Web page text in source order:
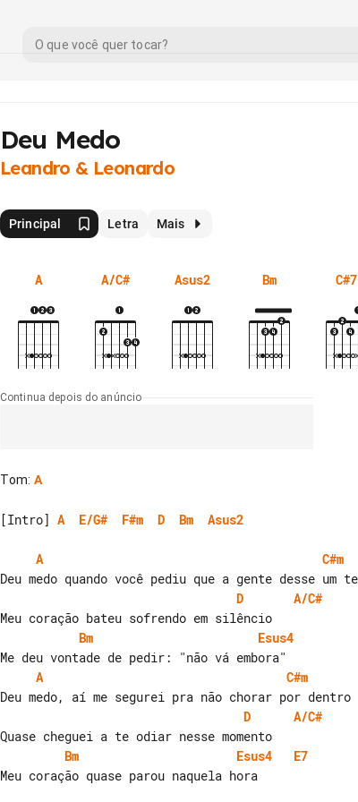
Deu Medo
Leandro & Leonardo
Principal Letra Mais
A A/C# Asus2 Bm C#7
Continua depois do anúncio
Tom: A
[Intro] A E/G# F#m D Bm Asus2
A
C#m
D
A/C#
Bm
Esus4
A
C#m
D
A/C#
Bm
Esus4
E7
Meu coração quase parou naquela hora